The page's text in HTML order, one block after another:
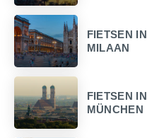
FIETSEN IN
MILAAN
FIETSEN IN
MÜNCHEN